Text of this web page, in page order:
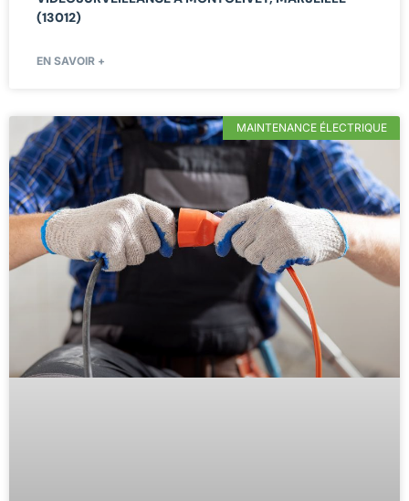
(13012)
EN SAVOIR +
MAINTENANCE ÉLECTRIQUE